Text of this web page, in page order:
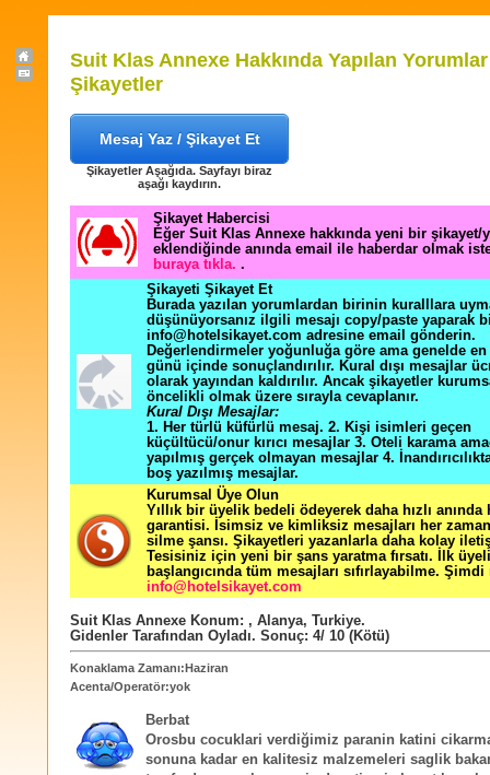
Suit Klas Annexe Hakkında Yapılan
Şikayetler
Mesaj Yaz / Şikayet Et
Şikayetler Aşağıda. Sayfayı biraz
aşağı kaydırın.
Şikayet Habercisi
Eğer Suit Klas Annexe hakkında yeni bir şikayet/
eklendiğinde anında email ile haberdar olmak
buraya tıkla. .
Şikayeti Şikayet Et
Burada yazılan yorumlardan birinin kuralllara
düşünüyorsanız ilgili mesajı copy/paste yaparak
info@hotelsikayet.com adresine email gönderin.
Değerlendirmeler yoğunluğa göre ama genelde
günü içinde sonuçlandırılır. Kural dışı mesajlar
olarak yayından kaldırılır. Ancak şikayetler
öncelikli olmak üzere sırayla cevaplanır.
Kural Dışı Mesajlar:
1. Her türlü küfürlü mesaj. 2. Kişi isimleri geçen
küçültücü/onur kırıcı mesajlar 3. Oteli karama
yapılmış gerçek olmayan mesajlar 4.
boş yazılmış mesajlar.
Kurumsal Üye Olun
Yıllık bir üyelik bedeli ödeyerek daha hızlı
garantisi. İsimsiz ve kimliksiz mesajları her zaman
silme şansı. Şikayetleri yazanlarla daha kolay
Tesisiniz için yeni bir şans yaratma fırsatı. İlk
başlangıcında tüm mesajları sıfırlayabilme. Şimdi
info@hotelsikayet.com
Suit Klas Annexe Konum: , Alanya, Turkiye.
Gidenler Tarafından Oyladı. Sonuç: 4/ 10 (Kötü)
Konaklama Zamanı:Haziran
Acenta/Operatör:yok
Berbat
Orosbu cocuklari verdiğimiz paranin katini
sonuna kadar en kalitesiz malzemeleri saglik